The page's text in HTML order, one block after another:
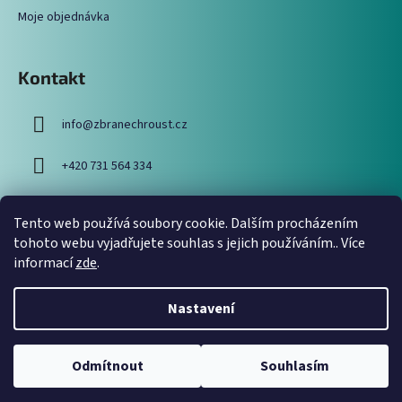
Tento web používá soubory cookie. Dalším procházením
tohoto webu vyjadřujete souhlas s jejich používáním.. Více
informacízde.
Nastavení
Odmítnout Souhlasím
Moje objednávka
Kontakt
info@zbranechroust.cz
+420 731 564 334
Vyhledávání
HLEDAT
Copyright 2026Zbraně Chroust. Všechna práva vyhrazena.